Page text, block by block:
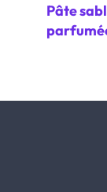
Pâte